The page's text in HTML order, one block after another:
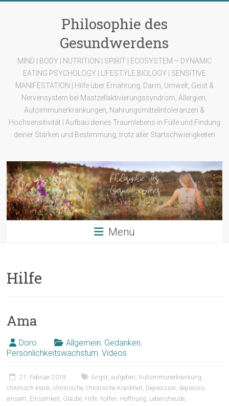
Philosophie des
Gesundwerdens
MIND | BODY | NUTRITION | SPIRIT | ECOSYSTEM – DYNAMIC
EATING PSYCHOLOGY | LIFESTYLE BIOLOGY | SENSITIVE
MANIFESTATION | Hilfe über Ernährung, Darm, Umwelt, Geist &
Nervensystem bei Mastzellaktivierungssyndrom, Allergien,
Autoimmunerkrankungen, Nahrungsmittelintoleranzen &
Hochsensitivität | Aufbau deines Traumlebens in Fülle und Findung
deiner Stärken und Bestimmung, trotz aller Startschwierigkeiten
Menü
Hilfe
Ama
Doro Allgemein, Gedanken,
Persönlichkeitswachstum,Videos
21. Februar 2019 Angst,aufgeben,Autoimmunerkrankung,
chronisch krank,chronische,chronische Krankheit, Depression, depressiv,
einsam, Einsamkeit, Glaube, Hilfe, hoffen, Hoffnung, Lebensfreude,